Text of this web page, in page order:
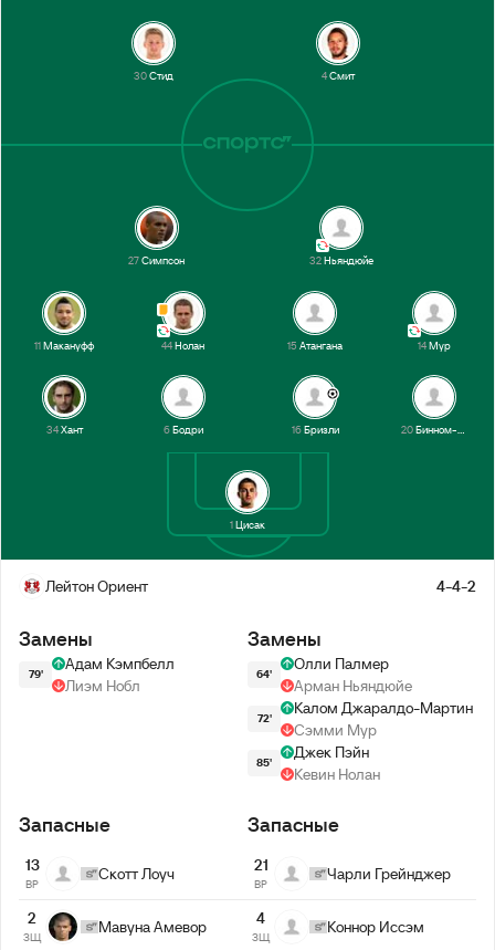
4Смит
30Стид
1Цисак
20Бинном-Уильямс
16Бризли
6Бодри
34Хант
14Мур
15 Атангана
44Нолан
11Макануфф
32Ньяндюйе
27Симпсон
Лейтон Ориент 4-4-2
Замены
79'
Адам Кэмпбелл
Лиэм Нобл
Замены
64'
Олли Палмер
Арман Ньяндюйе
72'
Калом Джаралдо-Мартин
Сэмми Мур
85'
Джек Пэйн
Кевин Нолан
Запасные
13
ВР
Скотт Лоуч
2
ЗЩ
Мавуна Амевор
Запасные
21
ВР
Чарли Грейнджер
4
ЗЩ
Коннор Иссэм